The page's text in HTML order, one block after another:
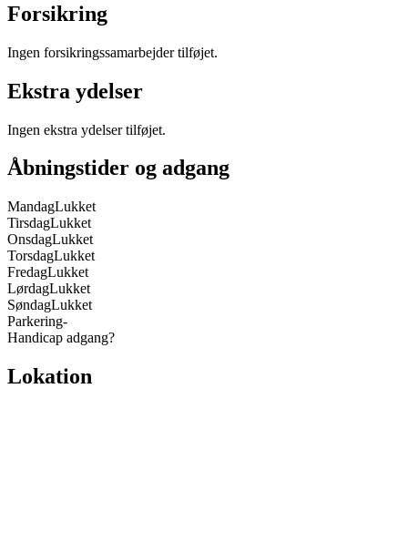
Forsikring
Ingen forsikringssamarbejder tilføjet.
Ekstra ydelser
Ingen ekstra ydelser tilføjet.
Åbningstider og adgang
MandagLukket
TirsdagLukket
OnsdagLukket
TorsdagLukket
FredagLukket
LørdagLukket
SøndagLukket
Parkering-
Handicap adgang?
Lokation